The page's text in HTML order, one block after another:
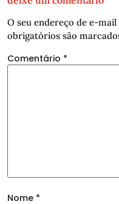
O seu endereço de e-
obrigatórios são
Comentário *
Nome *